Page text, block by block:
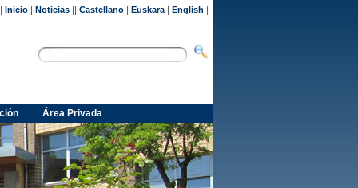
Inicio Noticias Castellano Euskara| English
Área Privada